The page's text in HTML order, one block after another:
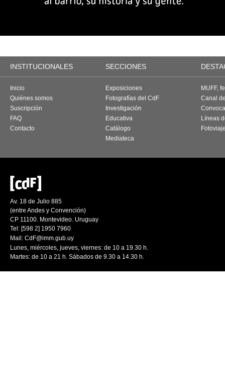
INSTITUCIONALES SECCIONES
Inicio
Quiénes somos
Suscripción
FAQ
Contacto
Exposiciones
Fotografías del CdF
Investigación
Educativa
Catálogo
Mediateca
MUFF,
Canal
Líneas
Av. 18 de Julio 885
(entre Andes y Convención)
CP 11100. Montevideo. Uruguay
Tel: [598 2] 1950 7960
Mail: CdF@imm.gub.uy
Lunes, miércoles, jueves, viernes: de 10 a 19.30 h.
Martes: de 10 a 21 h. Sábados de 9.30 a 14.30 h.